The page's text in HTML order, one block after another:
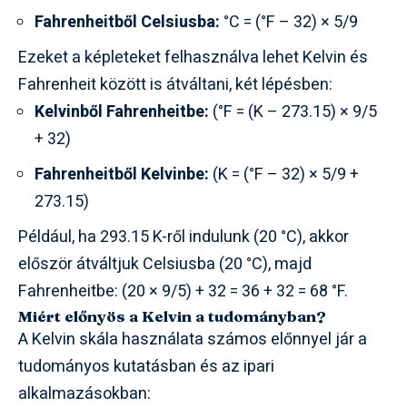
Fahrenheitből Celsiusba: °C = (°F – 32) × 5/9
Ezeket a képleteket felhasználva lehet Kelvin és
Fahrenheit között is átváltani, két lépésben:
Kelvinből Fahrenheitbe: (°F = (K – 273.15) × 9/5
+ 32)
Fahrenheitből Kelvinbe: (K = (°F – 32) × 5/9 +
273.15)
Például, ha 293.15 K-ről indulunk (20 °C), akkor
először átváltjuk Celsiusba (20 °C), majd
Fahrenheitbe: (20 × 9/5) + 32 = 36 + 32 = 68 °F.
Miért előnyös a Kelvin a tudományban?
A Kelvin skála használata számos előnnyel jár a
tudományos kutatásban és az ipari
alkalmazásokban: